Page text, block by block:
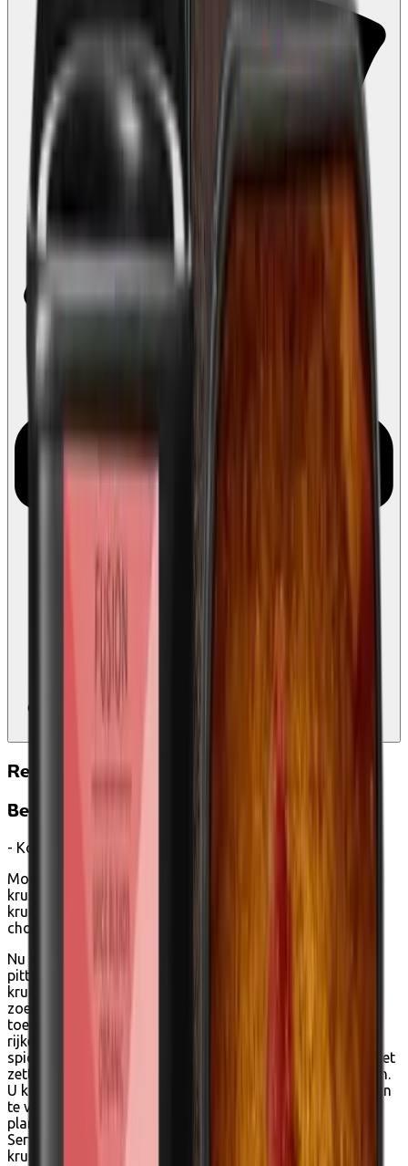
Geschikt voor Ecocheques en Cadeaucheques
Reviews
Beschrijving
- Koffiekruiden doosje -
Mooie geschenkdoos met 3 latte spices - hoogwaardige
kruidenmengsels om dranken te verbeteren. Biologische
kruidenmelanges voor koffie, thee, warme melk en
chocolade.
Nu kan uw latte, cappuccino en ijskoffie genieten van een
pittige toets. Wij introduceren 3 biologische
kruidenmengsels met een vleugje natuurlijke warmte en
zoetheid - zonder suiker, melkpoeder en andere
toevoegingen. We noemen ze latte spices en gebruiken ze
rijkelijk in warme en koude drankbereidingen. Voeg latte
spices direct toe aan uw favoriete koffie of thee tijdens het
zetten - of meng ze door melk/chocolade als ze warm zijn.
U kunt een exotisch tintje toevoegen door zuivelproducten
te vervangen door kokosmelk, amandelmelk of andere
plantaardige melk. Voeg eventueel siroop of suiker toe.
Serveer de gekruide drank warm met een scheutje latte-
kruiden erop, of zelfs gekoeld met veel ijs.